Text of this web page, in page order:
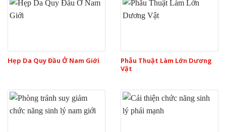
Hẹp Da Quy Đầu Ở Nam Giới
Phẫu Thuật Làm Lớn Dương
Vật